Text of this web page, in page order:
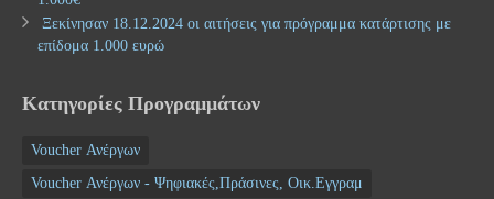
Ξεκίνησαν 18.12.2024 οι αιτήσεις για πρόγραμμα κατάρτισης με
επίδομα 1.000 ευρώ
Κατηγορίες Προγραμμάτων
Voucher Ανέργων
Voucher Ανέργων - Ψηφιακές,Πράσινες, Οικ.Εγγραμ